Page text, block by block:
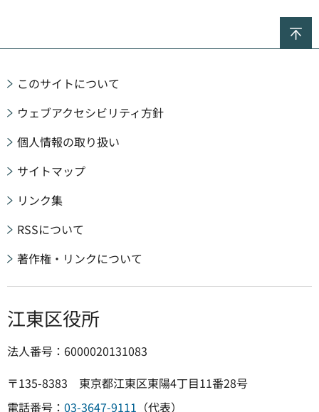
このサイトについて
ウェブアクセシビリティ方針
個人情報の取り扱い
サイトマップ
リンク集
RSSについて
著作権・リンクについて
江東区役所
法人番号：6000020131083
〒135-8383 東京都江東区東陽4丁目11番28号
電話番号： 03-3647-9111 （代表）